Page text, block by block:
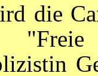
die